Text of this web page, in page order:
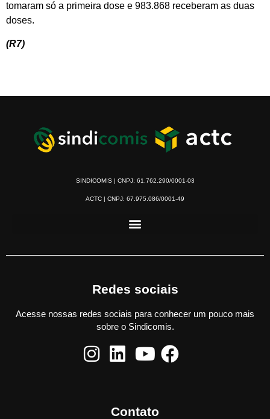
tomaram só a primeira dose e 983.868 receberam as duas
doses.
(R7)
SINDICOMIS | CNPJ: 61.762.290/0001-03
ACTC | CNPJ: 67.975.086/0001-49
Redes sociais
Acesse nossas redes sociais para conhecer um pouco mais
sobre o Sindicomis.
Contato